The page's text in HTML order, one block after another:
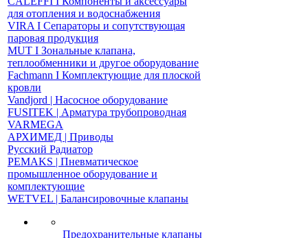
для отопления и водоснабжения
VIRA І Сепараторы и сопутствующая
паровая продукция
MUT І Зональные клапана,
теплообменники и другое оборудование
Fachmann І Комплектующие для плоской
кровли
Vandjord | Насосное оборудование
FUSITEK | Арматура трубопроводная
VARMEGA
АРХИМЕД | Приводы
Русский Радиатор
PEMAKS | Пневматическое
промышленное оборудование и
комплектующие
WETVEL | Балансировочные клапаны
Предохранительные клапаны